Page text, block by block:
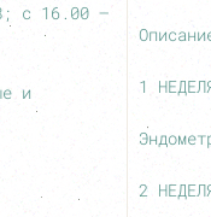
1
2
с 16.00 –
и